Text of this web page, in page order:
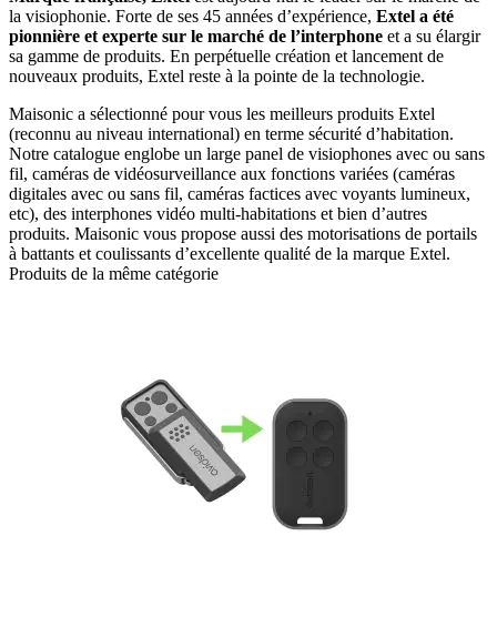
la visiophonie. Forte de ses 45 années d’expérience, Extel a été
pionnière et experte sur le marché de l’interphone et a su élargir
sa gamme de produits. En perpétuelle création et lancement de
nouveaux produits, Extel reste à la pointe de la technologie.
Maisonic a sélectionné pour vous les meilleurs produits Extel
(reconnu au niveau international) en terme sécurité d’habitation.
Notre catalogue englobe un large panel de visiophones avec ou sans
fil, caméras de vidéosurveillance aux fonctions variées (caméras
digitales avec ou sans fil, caméras factices avec voyants lumineux,
etc), des interphones vidéo multi-habitations et bien d’autres
produits. Maisonic vous propose aussi des motorisations de portails
à battants et coulissants d’excellente qualité de la marque Extel.
Produits de la même catégorie